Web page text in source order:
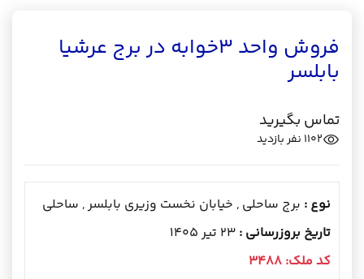
فروش واحد 3خوابه در برج عرشیا
بابلسر
تماس بگیرید
1102 نفر بازدید
نوع : برج ساحلی , خیابان نخست وزیری بابلسر , ساحلی
تاریخ بروزرسانی : 23 تیر 1405
کد ملک: